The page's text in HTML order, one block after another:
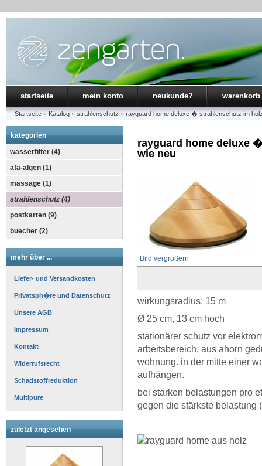
startseite mein konto neukunde? warenkorb
Startseite » Katalog » strahlenschutz » rayguard home deluxe � strahlenschutz im
kategorien
wasserfilter (4)
afa-algen (1)
massage (1)
strahlenschutz (4)
postkarten (9)
buecher (2)
mehr über ...
Liefer- und Versandkosten
Privatsph�re und Datenschutz
Unsere AGB
Impressum
Kontakt
Widerrufsrecht
Schadstoffreduktion
Multipure
zuletzt angesehen
rayguard home deluxe
wie neu
Bild vergrößern
wirkungsradius: 15 m
Ø 25 cm, 13 cm hoch
stationärer schutz vor
arbeitsbereich. aus ahorn
wohnung. in der mitte einer
aufhängen.
bei starken belastungen pro
gegen die stärkste belastung